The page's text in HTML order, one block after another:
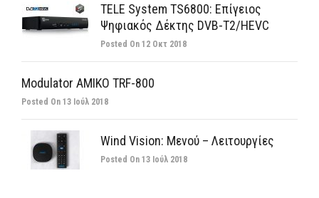
TELE System TS6800: Επίγειος
Ψηφιακός Δέκτης DVB-T2/HEVC
Posted On 12 Οκτ 2018
Modulator AMIKO TRF-800
Posted On 13 Ιούλ 2018
Wind Vision: Μενού – Λειτουργίες
Posted On 13 Ιούλ 2018